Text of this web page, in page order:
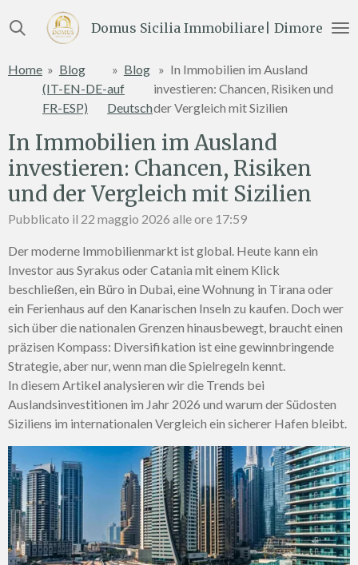
al
principale
Domus Sicilia Immobiliare| Dimore e
Home » Blog
(IT-EN-DE-
FR-ESP)
» Blog
auf
Deutsch
» In Immobilien im Ausland
investieren: Chancen, Risiken und
der Vergleich mit Sizilien
In Immobilien im Ausland
investieren: Chancen, Risiken
und der Vergleich mit Sizilien
Pubblicato il 22 maggio 2026 alle ore 17:59
Der moderne Immobilienmarkt ist global. Heute kann ein
Investor aus Syrakus oder Catania mit einem Klick
beschließen, ein Büro in Dubai, eine Wohnung in Tirana oder
ein Ferienhaus auf den Kanarischen Inseln zu kaufen. Doch wer
sich über die nationalen Grenzen hinausbewegt, braucht einen
präzisen Kompass: Diversifikation ist eine gewinnbringende
Strategie, aber nur, wenn man die Spielregeln kennt.
In diesem Artikel analysieren wir die Trends bei
Auslandsinvestitionen im Jahr 2026 und warum der Südosten
Siziliens im internationalen Vergleich ein sicherer Hafen bleibt.